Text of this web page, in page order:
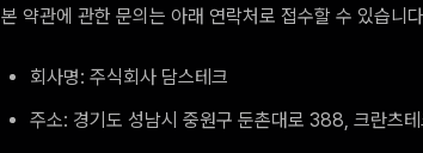
본 약관에 관한 문의는 아래 연락처로 접수할 수 있습니
회사명: 주식회사 담스테크
주소: 경기도 성남시 중원구 둔촌대로 388, 크란츠